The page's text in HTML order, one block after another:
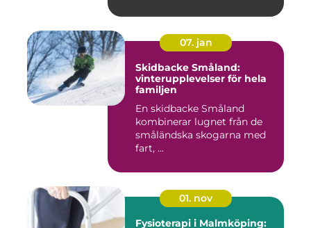
07. jan
Skidbacke Småland:
vinterupplevelser för hela
familjen
En skidbacke Småland
kombinerar lugnet från de
småländska skogarna med
fart, ...
01. nov
Fysioterapi i Malmköping: